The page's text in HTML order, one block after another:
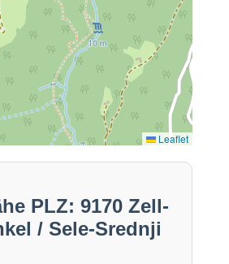
Leaflet
PLZ: 9170 Zell-
/ Sele-Srednji